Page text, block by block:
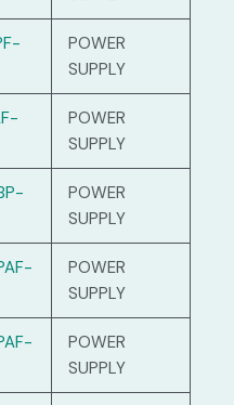
POWER
SUPPLY
POWER
SUPPLY
POWER
SUPPLY
POWER
SUPPLY
POWER
SUPPLY